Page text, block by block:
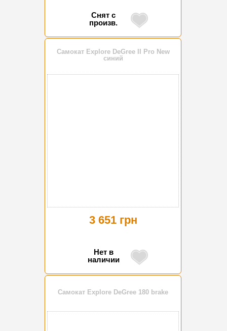
Снят с
произв.
Самокат Explore DeGree II Pro New
синий
3 651 грн
Нет в
наличии
Самокат Explore DeGree 180 brake